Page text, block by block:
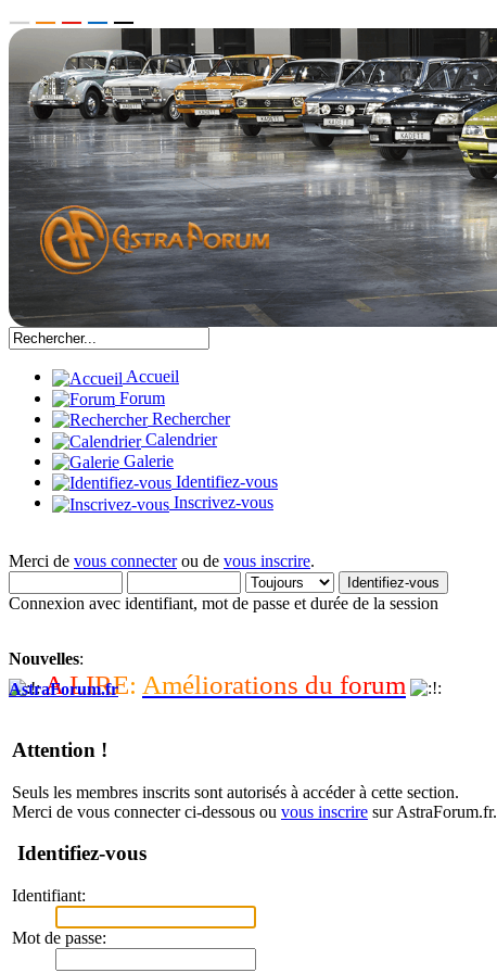
Accueil
Forum
Rechercher
Calendrier
Galerie
Identifiez-vous
Inscrivez-vous
Merci de vous connecterou de vous inscrire.
Connexion avec identifiant, mot de passe et durée de la session
Nouvelles:
A LIRE: Améliorations du forum
AstraForum.fr
Attention !
Seuls les membres inscrits sont autorisés à accéder à cette section.
Merci de vous connecter ci-dessous ou vous inscrire sur AstraForum.fr.
Identifiez-vous
Identifiant:
Mot de passe: